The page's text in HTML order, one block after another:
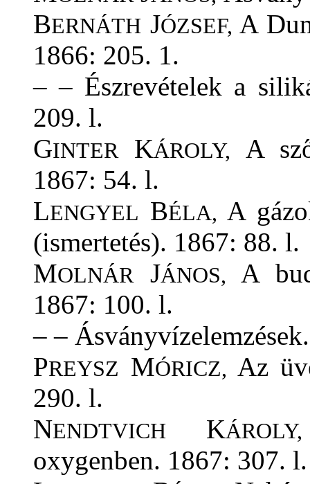
BERNÁTH JÓZSEF, A
1866: 205. 1.
– – Észrevételek a
209. l.
GINTER KÁROLY,
A
1867: 54. l.
LENGYEL BÉLA, A
(ismertetés). 1867: 88. l.
MOLNÁR JÁNOS,
A
1867: 100. l.
– –
PREYSZ MÓRICZ, Az
290. l.
NENDTVICH KÁROLY,
oxygenben. 1867: 307. l.